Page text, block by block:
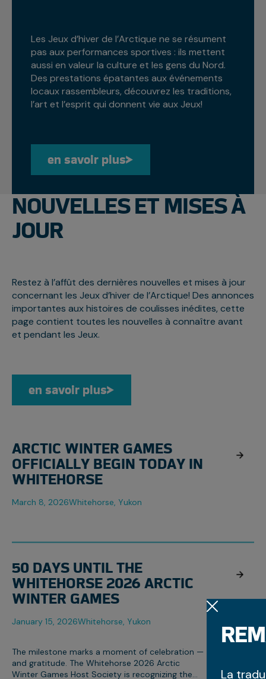
Les Jeux d’hiver de l’Arctique ne se résument
pas aux performances sportives : ils mettent
aussi en valeur la culture et les gens du Nord.
Des prestations épatantes aux événements
locaux rassembleurs, découvrez les traditions,
l’art et l’esprit qui donnent vie aux Jeux!
en savoir plus
en savoir plus
NOUVELLES ET MISES À
JOUR
Restez à l’affût des dernières nouvelles et mises à jour
concernant les Jeux d’hiver de l’Arctique! Des annonces
importantes aux histoires de coulisses inédites, cette
page contient toutes les nouvelles à connaître avant
et pendant les Jeux.
en savoir plus
en savoir plus
ARCTIC WINTER GAMES
OFFICIALLY BEGIN TODAY IN
WHITEHORSE
March 8, 2026Whitehorse, Yukon
50 DAYS UNTIL THE
WHITEHORSE 2026 ARCTIC
WINTER GAMES
January 15, 2026Whitehorse, Yukon
The milestone marks a moment of celebration —
and gratitude. The Whitehorse 2026 Arctic
Winter Games Host Society is recognizing the
La